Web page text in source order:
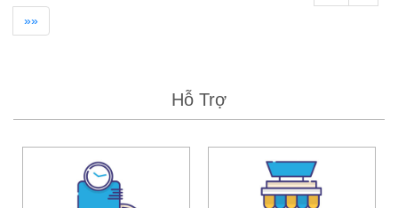
»»
Hỗ Trợ